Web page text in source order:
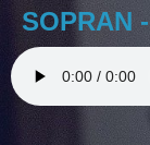
SOPRAN